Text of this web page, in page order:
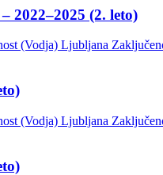
2022–2025 (2. leto)
(Vodja) Ljubljana
(Vodja) Ljubljana